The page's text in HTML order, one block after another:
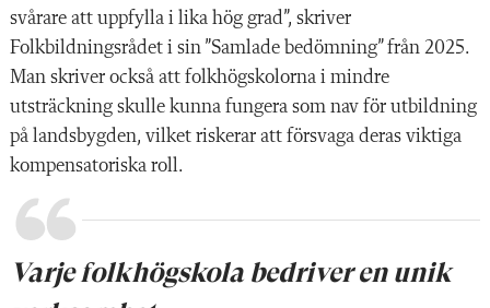
svårare att uppfylla i lika hög grad”, skriver
Folkbildningsrådet i sin ”Samlade bedömning” från 2025.
Man skriver också att folkhögskolorna i mindre
utsträckning skulle kunna fungera som nav för utbildning
på landsbygden, vilket riskerar att försvaga deras viktiga
kompensatoriska roll.
Varje folkhögskola bedriver en unik